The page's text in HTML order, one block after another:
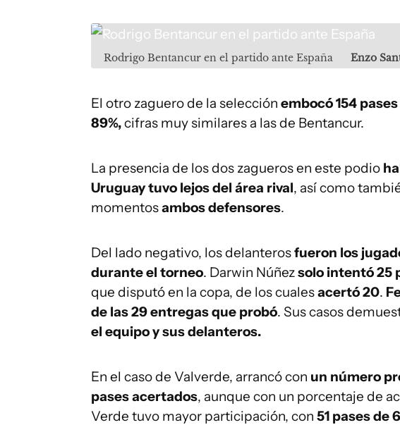
Rodrigo Bentancur en el partido ante España Enzo
El otro zaguero de la selección embocó 154
89%,cifras muy similares a las de Bentancur.
La presencia de los dos zagueros en este podio
Uruguay tuvo lejos del área rival, así como
momentosambos defensores.
Del lado negativo, los delanterosfueron los
durante el torneo. Darwin Núñezsolo intentó 25
que disputó en la copa, de los cualesacertó 20.
de las 29 entregas que probó. Sus casos
el equipo y sus delanteros.
En el caso de Valverde, arrancó con un número
pases acertados, aunque con un porcentaje de
Verde tuvo mayor participación, con 51 pases de